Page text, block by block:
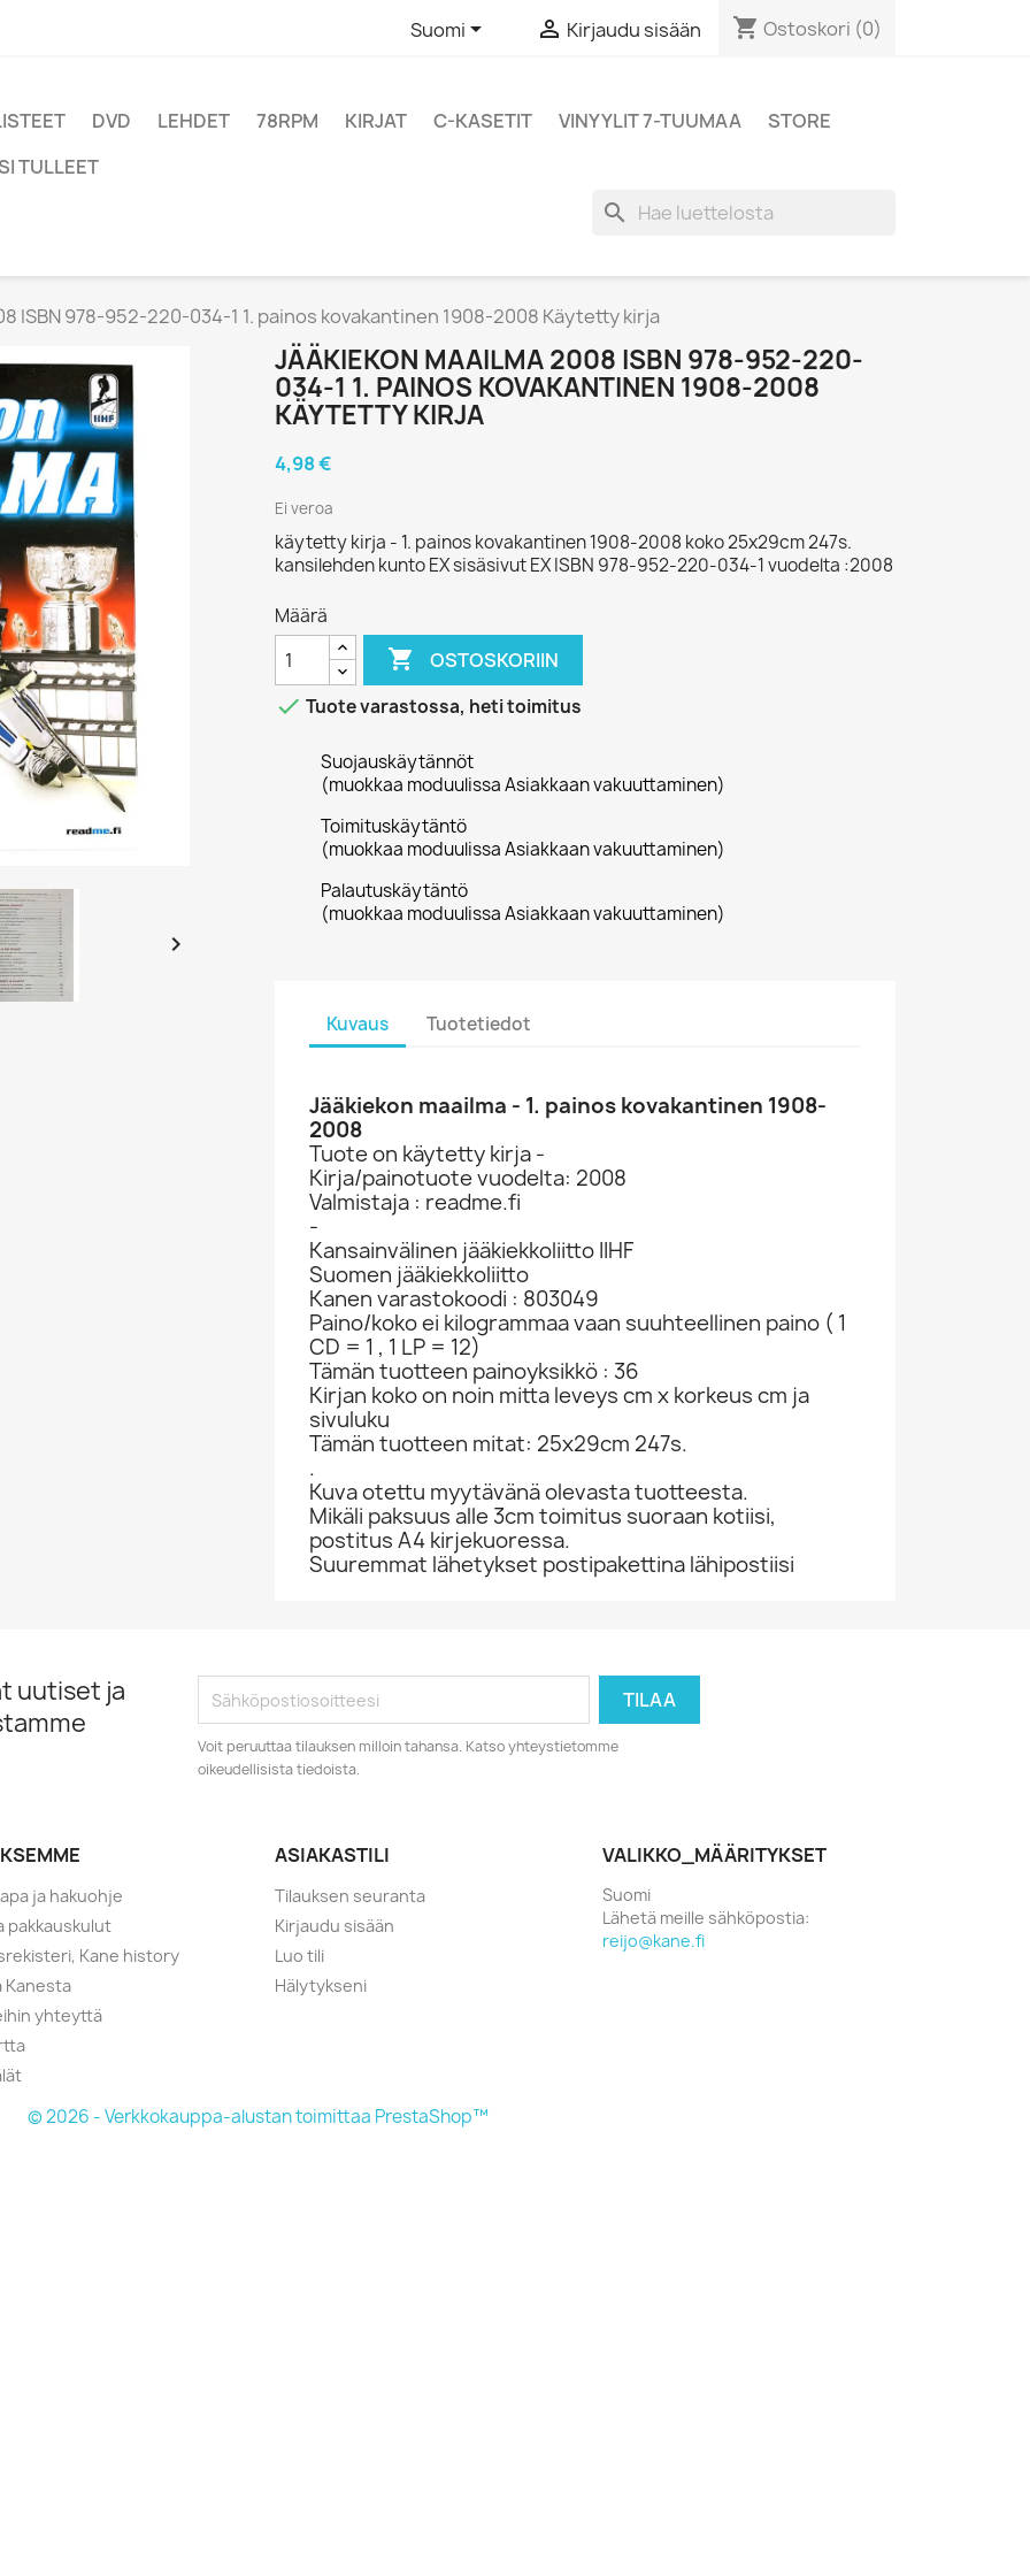
Suomi  Kirjaudu sisään shopping_cart Ostoskori (0)
DVD LEHDET 78RPM KIRJAT C-KASETIT VINYYLIT 7-TUUMAA
STORE
TULLEET
search
ISBN 978-952-220-034-1 1. painos kovakantinen 1908-2008 Käytetty kirja

JÄÄKIEKON MAAILMA 2008 ISBN 978-952-220-
034-1 1. PAINOS KOVAKANTINEN 1908-2008
KÄYTETTY KIRJA
4,98 €
Ei veroa
käytetty kirja - 1. painos kovakantinen 1908-2008 koko 25x29cm 247s.
kansilehden kunto EX sisäsivut EX ISBN 978-952-220-034-1 vuodelta :2008
Määrä
 OSTOSKORIIN
 Tuote varastossa, heti toimitus
Suojauskäytännöt
(muokkaa moduulissa Asiakkaan vakuuttaminen)
Toimituskäytäntö
(muokkaa moduulissa Asiakkaan vakuuttaminen)
Palautuskäytäntö
(muokkaa moduulissa Asiakkaan vakuuttaminen)
Kuvaus Tuotetiedot
Jääkiekon maailma - 1. painos kovakantinen 1908-
2008
Tuote on käytetty kirja -
Kirja/painotuote vuodelta: 2008
Valmistaja : readme.fi
-
Kansainvälinen jääkiekkoliitto IIHF
Suomen jääkiekkoliitto
Kanen varastokoodi : 803049
Paino/koko ei kilogrammaa vaan suuhteellinen paino ( 1
CD = 1 , 1 LP = 12)
Tämän tuotteen painoyksikkö : 36
Kirjan koko on noin mitta leveys cm x korkeus cm ja
sivuluku
Tämän tuotteen mitat: 25x29cm 247s.
.
Kuva otettu myytävänä olevasta tuotteesta.
Mikäli paksuus alle 3cm toimitus suoraan kotiisi,
postitus A4 kirjekuoressa.
Suuremmat lähetykset postipakettina lähipostiisi
uutiset ja
Voit peruuttaa tilauksen milloin tahansa. Katso yhteystietomme
oikeudellisista tiedoista.
ja hakuohje
pakkauskulut
Kane history
Kanesta
yhteyttä
ASIAKASTILI
Tilauksen seuranta
Kirjaudu sisään
Luo tili
Hälytykseni
VALIKKO_MÄÄRITYKSET
Suomi
Lähetä meille sähköpostia:
reijo@kane.fi
© 2026 - Verkkokauppa-alustan toimittaa PrestaShop™